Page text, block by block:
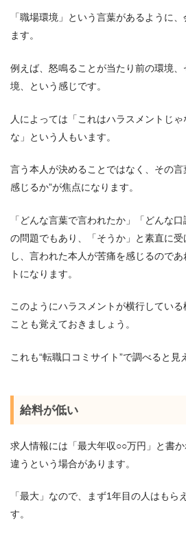
「職場環境」という言葉があるように
ます。
例えば、怒鳴ることが当たり前の環境
境、という感じです。
人によっては「これはハラスメントじ
な」という人もいます。
言う本人が決めることではなく、その言
感じるか”が焦点になります。
「どんな言葉で言われたか」「どんな
の問題でもあり、「そうか」と素直に
し、言われた本人が苦痛を感じるので
トになります。
このようにハラスメントが横行してい
ことも覚えておきましょう。
これも“転職口コミサイト”で調べると見
給料が低い
求人情報には「最大年収○○万円」と書
違うという場合があります。
「最大」なので、まず1年目の人はもら
す。